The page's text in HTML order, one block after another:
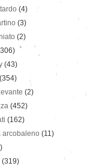
(4)
(3)
(2)
(43)
(354)
(2)
(452)
(162)
arcobaleno (11)
(319)